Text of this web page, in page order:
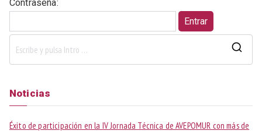
Contraseña:
c
Noticias
Éxito de participación en la IV Jornada Técnica de AVEPOMUR con más de